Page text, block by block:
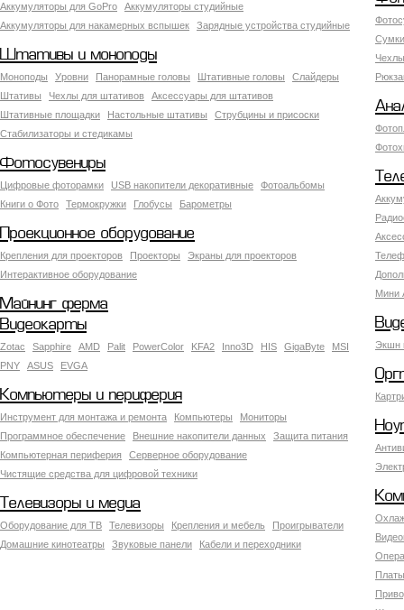
Аккумуляторы для GoPro
Аккумуляторы студийные
Аккумуляторы для накамерных вспышек
Зарядные устройства студийные
Штативы и моноподы
Моноподы Уровни Панорамные головы Штативные головы
Слайдеры
Штативы
Чехлы для штативов
Аксессуары для штативов
Штативные площадки
Настольные штативы
Струбцины и присоски
Стабилизаторы и стедикамы
Фотосувениры
Цифровые фоторамки USB накопители декоративные
Фотоальбомы
Книги о Фото
Термокружки Глобусы Барометры
Мини
Проекционное оборудование
Крепления для проекторов Проекторы
Экраны для проекторов
Интерактивное оборудование
Майнинг ферма
Экшн
Видеокарты
Zotac Sapphire AMD Palit PowerColor KFA2 Inno3D HIS GigaByte
MSI
PNY
ASUS EVGA
Компьютеры и периферия
Инструмент для монтажа и ремонта Компьютеры
Мониторы
Программное обеспечение
Внешние накопители данных
Защита питания
Компьютерная периферия
Серверное оборудование
Чистящие средства для цифровой техники
Телевизоры и медиа
Оборудование для ТВ Телевизоры Крепления и мебель
Проигрыватели
Домашние кинотеатры
Звуковые панели Кабели и переходники